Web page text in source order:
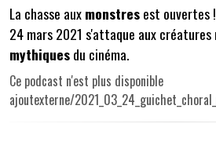
La chasse auxmonstresest ouvertes
24 mars 2021 s'attaque aux créatures
mythiquesdu cinéma.
Ce podcast n'est plus disponible
ajoutexterne/